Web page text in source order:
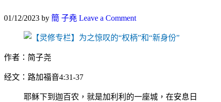
01/12/2023 by 簡 子堯 Leave a Comment
作者：简子尧
经文：路加福音4:31-37
耶稣下到迦百农，就是加利利的一座城，在安息日